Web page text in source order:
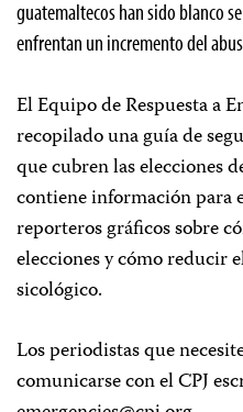
guatemaltecos han sido blanco
enfrentan un incremento del
El Equipo de Respuesta a
recopilado una guía de
que cubren las elecciones
contiene información para
reporteros gráficos sobre
elecciones y cómo reducir
sicológico.
Los periodistas que
comunicarse con el CPJ